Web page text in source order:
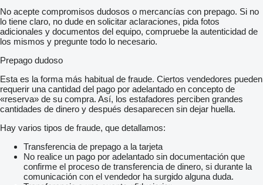
No acepte compromisos dudosos o mercancías con prepago. Si no
lo tiene claro, no dude en solicitar aclaraciones, pida fotos
adicionales y documentos del equipo, compruebe la autenticidad de
los mismos y pregunte todo lo necesario.
Prepago dudoso
Esta es la forma más habitual de fraude. Ciertos vendedores pueden
requerir una cantidad del pago por adelantado en concepto de
«reserva» de su compra. Así, los estafadores perciben grandes
cantidades de dinero y después desaparecen sin dejar huella.
Hay varios tipos de fraude, que detallamos:
Transferencia de prepago a la tarjeta
No realice un pago por adelantado sin documentación que
confirme el proceso de transferencia de dinero, si durante la
comunicación con el vendedor ha surgido alguna duda.